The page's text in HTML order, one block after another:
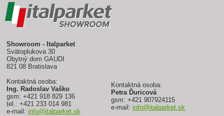
Showroom - Italparket
Svätoplukova 30
Obytný dom GAUDI
821 08 Bratislava
Kontaktná osoba:
Ing. Radoslav Vaško
gsm: +421 918 829 136
tel.: +421 233 014 981
e-mail: info@italparket.sk
Kontaktná osoba:
Petra Ďuricová
gsm: +421 907924115
e-mail: info@italparket.sk